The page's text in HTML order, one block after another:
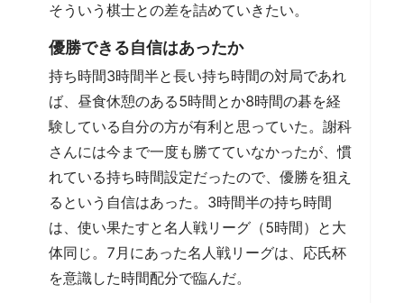
そういう棋士との差を詰めていきたい。
優勝できる自信はあったか
持ち時間3時間半と長い持ち時間の対局であれ
ば、昼食休憩のある5時間とか8時間の碁を経
験している自分の方が有利と思っていた。謝科
さんには今まで一度も勝てていなかったが、慣
れている持ち時間設定だったので、優勝を狙え
るという自信はあった。3時間半の持ち時間
は、使い果たすと名人戦リーグ（5時間）と大
体同じ。7月にあった名人戦リーグは、応氏杯
を意識した時間配分で臨んだ。